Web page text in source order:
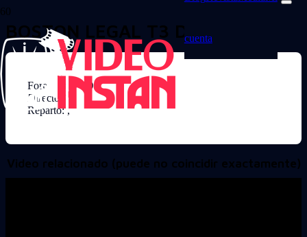
cuenta
BOSTON LEGAL T3 D4
Formato: DVD
Director:
Reparto: ,
Video relacionado (puede no coincidir exactamente)